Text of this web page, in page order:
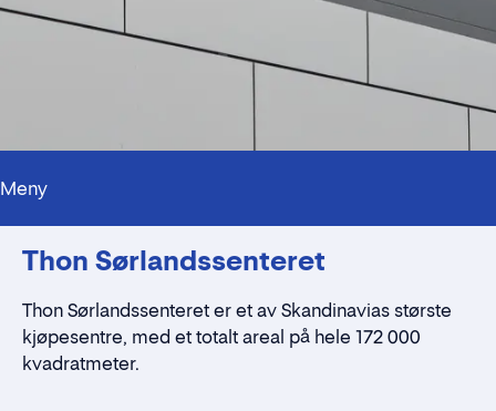
Meny
Alt du trenger å vite
Standleie
Kontaktskjema
Thon Sørlandssenteret
Thon Sørlandssenteret er et av Skandinavias største
kjøpesentre, med et totalt areal på hele 172 000
kvadratmeter.